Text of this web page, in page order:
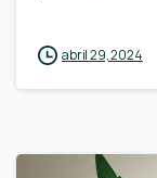
abril 29, 2024